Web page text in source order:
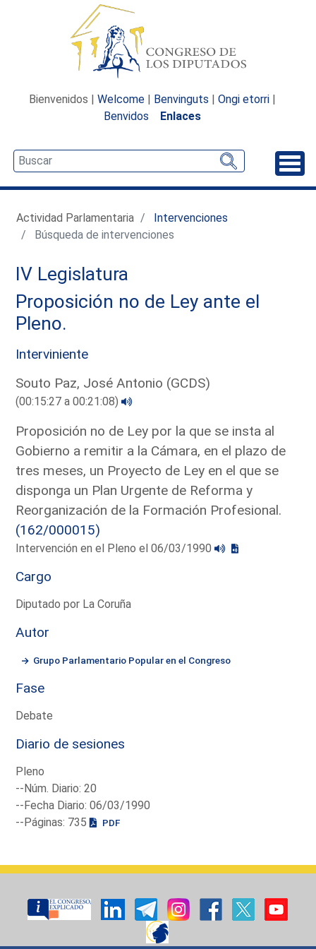
Bienvenidos | Welcome | Benvinguts | Ongi etorri |
Benvidos
Enlaces
Actividad Parlamentaria
Intervenciones
Búsqueda de intervenciones
IV Legislatura
Proposición no de Ley ante el
Pleno.
Interviniente
Souto Paz, José Antonio (GCDS)
(00:15:27 a 00:21:08)
Proposición no de Ley por la que se insta al
Gobierno a remitir a la Cámara, en el plazo de
tres meses, un Proyecto de Ley en el que se
disponga un Plan Urgente de Reforma y
Reorganización de la Formación Profesional.
(162/000015)
Intervención en el Pleno el 06/03/1990
Cargo
Diputado por La Coruña
Autor
Grupo Parlamentario Popular en el Congreso
Fase
Debate
Diario de sesiones
Pleno
--Núm. Diario: 20
--Fecha Diario: 06/03/1990
--Páginas: 735
PDF